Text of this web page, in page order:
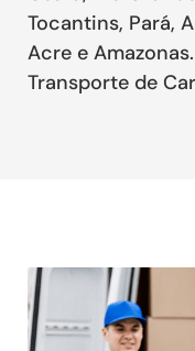
Tocantins, Pará,
Acre e
Transporte de